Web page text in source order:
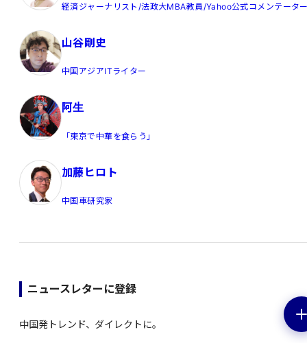
経済ジャーナリスト/法政大MBA教員/Yahoo公式コメンテータ
山谷剛史
中国アジアITライター
阿生
「東京で中華を食らう」
加藤ヒロト
中国車研究家
ニュースレターに登録
中国発トレンド、ダイレクトに。